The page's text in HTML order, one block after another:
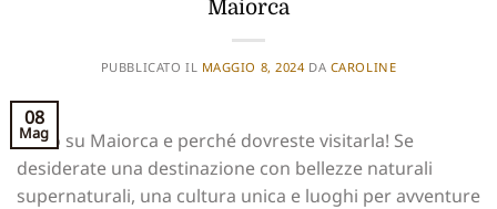
Maiorca
PUBBLICATO IL MAGGIO 8, 2024 DA CAROLINE
08
Mag
Tutto su Maiorca e perché dovreste visitarla! Se
desiderate una destinazione con bellezze naturali
supernaturali, una cultura unica e luoghi per avventure